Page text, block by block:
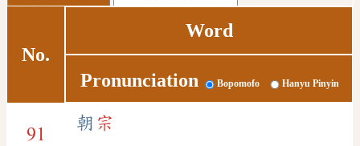
No.
Word
Pronunciation Bopomofo Hanyu Pinyin
91
朝 宗